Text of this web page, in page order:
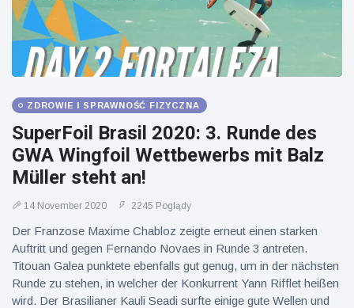
ZDROWIE I SPRAWNOŚĆ FIZYCZNA
SuperFoil Brasil 2020: 3. Runde des
GWA Wingfoil Wettbewerbs mit Balz
Müller steht an!
14 November 2020 2245 Poglądy
Der Franzose Maxime Chabloz zeigte erneut einen starken
Auftritt und gegen Fernando Novaes in Runde 3 antreten.
Titouan Galea punktete ebenfalls gut genug, um in der nächsten
Runde zu stehen, in welcher der Konkurrent Yann Rifflet heißen
wird. Der Brasilianer Kauli Seadi surfte einige gute Wellen und